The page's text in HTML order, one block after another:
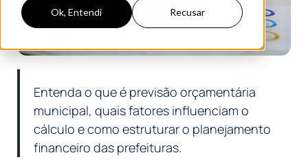
Ok, Entendi Recusar
Entenda o que é previsão orçamentária
municipal, quais fatores influenciam o
cálculo e como estruturar o planejamento
financeiro das prefeituras.